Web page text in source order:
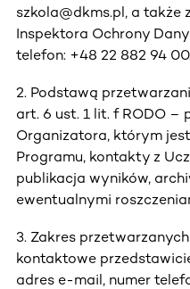
szkola@dkms.pl, a także
Inspektora Ochrony
telefon: +48 22 882 94 00.
2. Podstawą
art. 6 ust. 1 lit. f RODO –
Organizatora, którym
Programu, kontakty z
publikacja wyników,
ewentualnymi
3. Zakres
kontaktowe
adres e-mail, numer